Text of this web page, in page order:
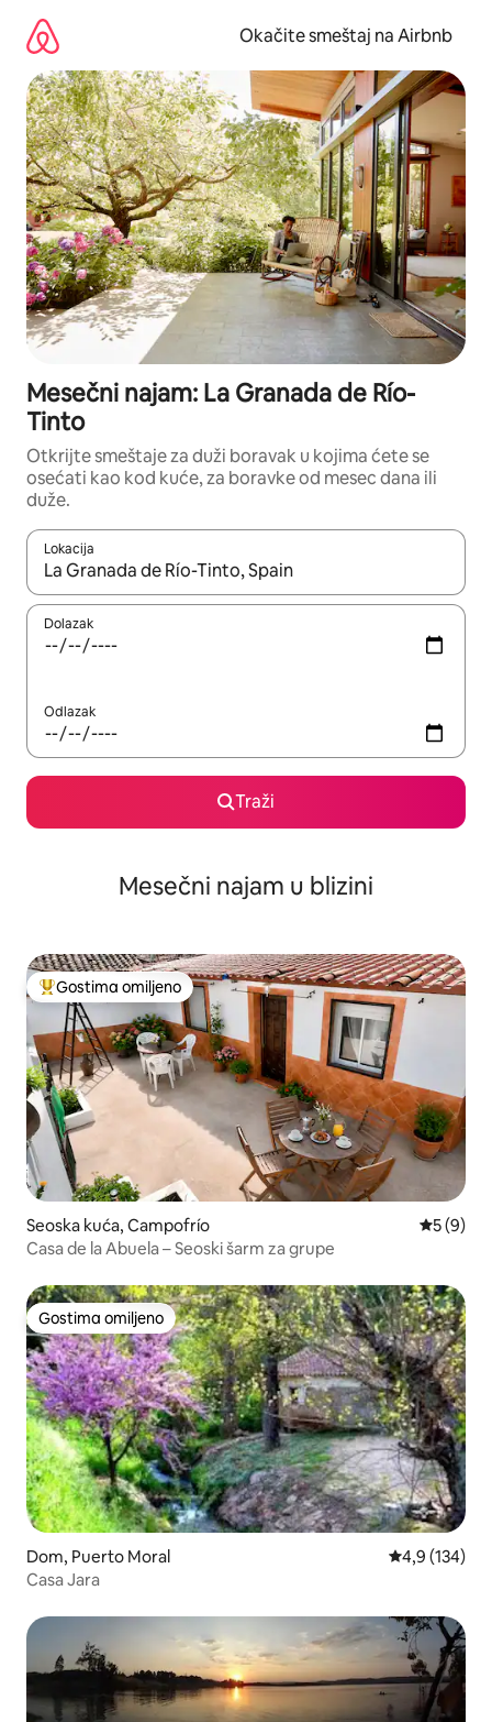
sadržaj
Okačite smeštaj na Airbnb
Mesečni najam: La Granada de Río-
Tinto
Otkrijte smeštaje za duži boravak u kojima ćete se
osećati kao kod kuće, za boravke od mesec dana ili
duže.
Lokacija
Kad su rezultati dostupni, možete da se krećete kroz njih
Dolazak
Odlazak
Traži
Mesečni najam u blizini
Najuspešniji među gostima omiljenim
Gostima omiljeno
Seoska kuća, Campofrío
5 (9)
Casa de la Abuela – Seoski šarm za grupe
Gostima omiljeno
Gostima omiljeno
Dom, Puerto Moral Prosečna
4,9 (134)
Casa Jara